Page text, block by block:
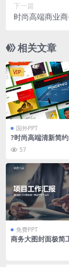
下一篇
时尚高端商业
相关文章
VIP
国外PPT
?时尚高端清新简
商业商务质感
灯片演示模板（
57
免费PPT
商务大图封面极简